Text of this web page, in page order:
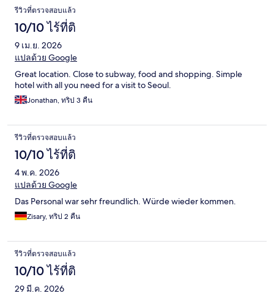
รีวิวที่ตรวจสอบแล้ว
10/10 ไร้ที่ติ
9 เม.ย. 2026
แปลด้วย Google
Great location. Close to subway, food and shopping. Simple
hotel with all you need for a visit to Seoul.
Jonathan, ทริป 3 คืน
รีวิวที่ตรวจสอบแล้ว
10/10 ไร้ที่ติ
4 พ.ค. 2026
แปลด้วย Google
Das Personal war sehr freundlich. Würde wieder kommen.
Zisary, ทริป 2 คืน
รีวิวที่ตรวจสอบแล้ว
10/10 ไร้ที่ติ
29 มี.ค. 2026